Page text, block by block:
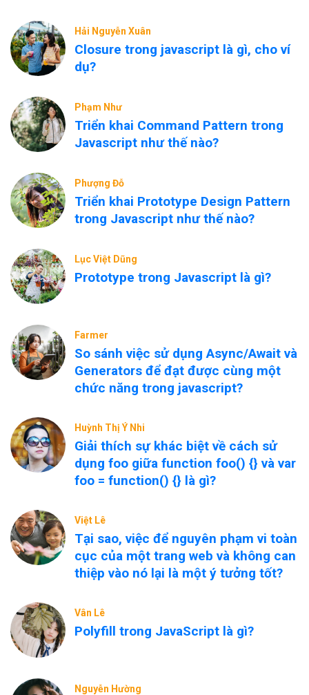
Hải Nguyễn Xuân
Closure trong javascript là gì, cho ví
dụ?
Phạm Như
Triển khai Command Pattern trong
Javascript như thế nào?
Phượng Đỗ
Triển khai Prototype Design Pattern
trong Javascript như thế nào?
Lục Việt Dũng
Prototype trong Javascript là gì?
Farmer
So sánh việc sử dụng Async/Await và
Generators để đạt được cùng một
chức năng trong javascript?
Huỳnh Thị Ý Nhi
Giải thích sự khác biệt về cách sử
dụng foo giữa function foo() {} và var
foo = function() {} là gì?
Việt Lê
Tại sao, việc để nguyên phạm vi toàn
cục của một trang web và không can
thiệp vào nó lại là một ý tưởng tốt?
Vân Lê
Polyfill trong JavaScript là gì?
Nguyễn Hường